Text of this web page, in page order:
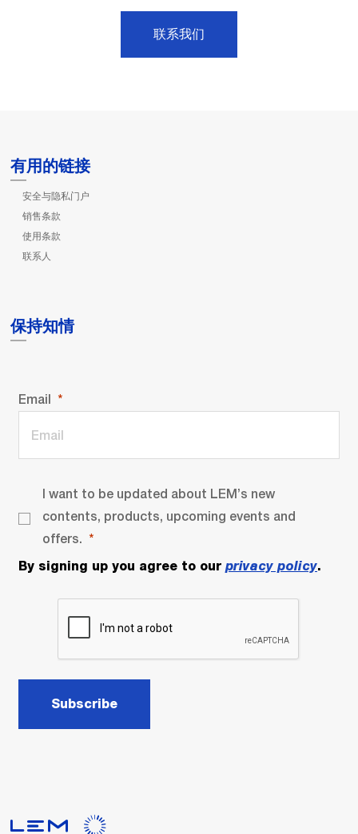
联系我们
有用的链接
安全与隐私门户
销售条款
使用条款
联系人
保持知情
Email
I want to be updated about LEM’s new
contents, products, upcoming events and
offers.
By signing up you agree to our privacy policy.
Subscribe